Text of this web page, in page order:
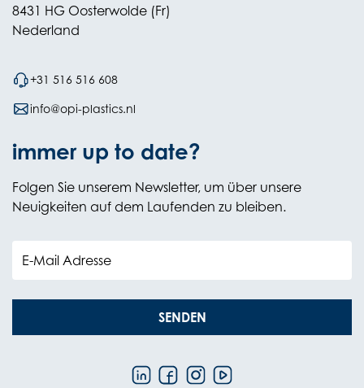
8431 HG Oosterwolde (Fr)
Nederland
+31 516 516 608
info@opi-plastics.nl
immer up to date?
Folgen Sie unserem Newsletter, um über unsere
Neuigkeiten auf dem Laufenden zu bleiben.
E-Mail Adresse
SENDEN